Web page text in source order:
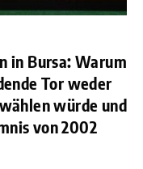
in Bursa: Warum
Tor weder
würde und
von 2002